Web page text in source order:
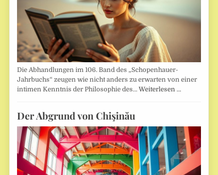
Die Abhandlungen im 106. Band des „Schopenhauer-
Jahrbuchs“ zeugen wie nicht anders zu erwarten von einer
intimen Kenntnis der Philosophie des…Weiterlesen …
Der Abgrund von Chişinău